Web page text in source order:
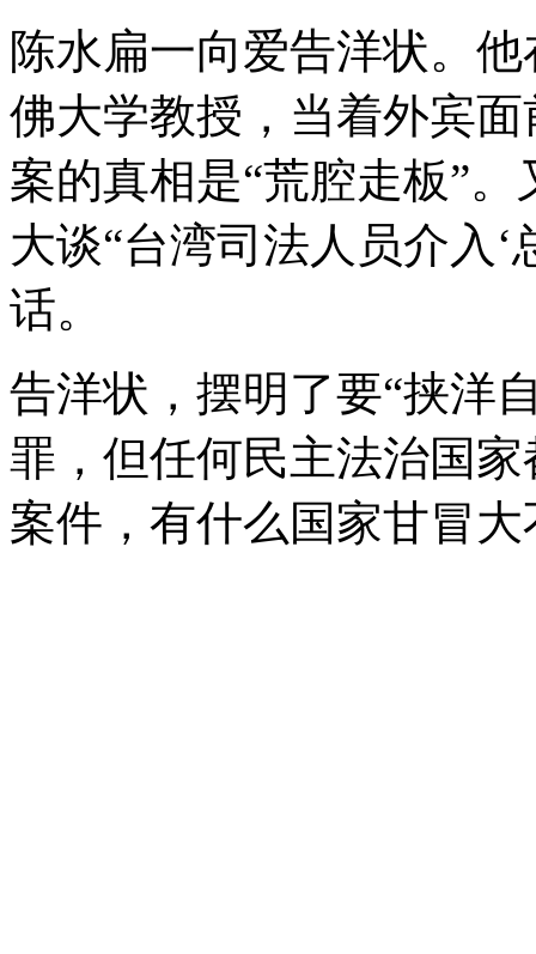
陈水扁一向爱告洋状。
佛大学教授，当着外宾
案的真相是“荒腔走板”
大谈“台湾司法人员介入
话。
告洋状，摆明了要“挟洋
罪，但任何民主法治国
案件，有什么国家甘冒